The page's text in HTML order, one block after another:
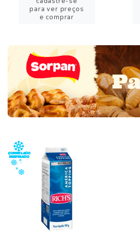
para ver preços
e comprar